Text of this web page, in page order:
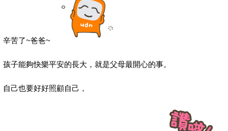
辛苦了~爸爸~
孩子能夠快樂平安的長大，就是父母最開心的事。
自己也要好好照顧自己，